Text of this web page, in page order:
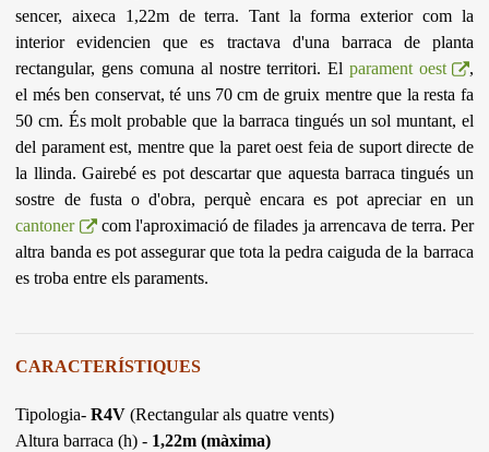
sencer, aixeca 1,22m de terra. Tant la forma exterior com la
interior evidencien que es tractava d'una barraca de planta
rectangular, gens comuna al nostre territori. El parament oest
,
el més ben conservat, té uns 70 cm de gruix mentre que la resta fa
50 cm. És molt probable que la barraca tingués un sol muntant, el
del parament est, mentre que la paret oest feia de suport directe de
la llinda. Gairebé es pot descartar que aquesta barraca tingués un
sostre de fusta o d'obra, perquè encara es pot apreciar en un
cantoner
com l'aproximació de filades ja arrencava de terra. Per
altra banda es pot assegurar que tota la pedra caiguda de la barraca
es troba entre els paraments.
CARACTERÍSTIQUES
Tipologia-R4V (Rectangular als quatre vents)
Altura barraca (h) - 1,22m (màxima)